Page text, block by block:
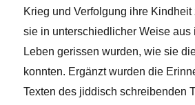
Krieg und Verfolgung ihre Kindheit
sie in unterschiedlicher Weise aus
Leben gerissen wurden, wie sie
konnten. Ergänzt wurden die
Texten des jiddisch schreibenden